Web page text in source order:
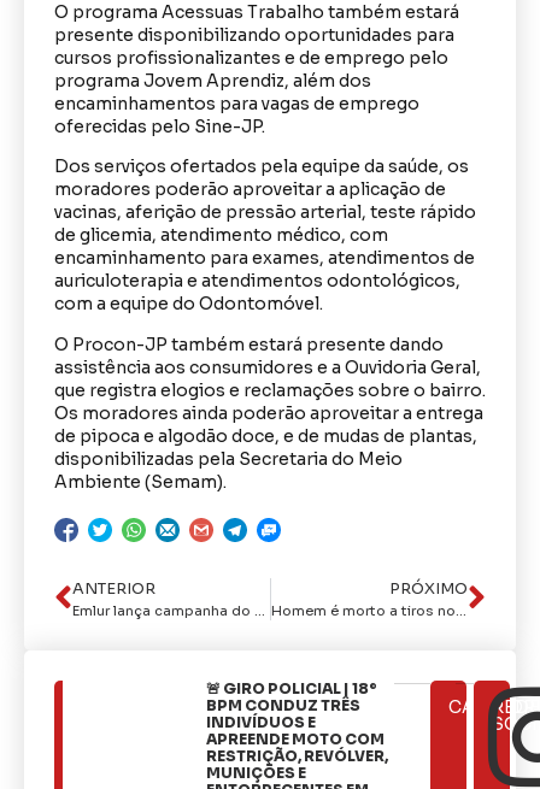
O programa Acessuas Trabalho também estará
presente disponibilizando oportunidades para
cursos profissionalizantes e de emprego pelo
programa Jovem Aprendiz, além dos
encaminhamentos para vagas de emprego
oferecidas pelo Sine-JP.
Dos serviços ofertados pela equipe da saúde, os
moradores poderão aproveitar a aplicação de
vacinas, aferição de pressão arterial, teste rápido
de glicemia, atendimento médico, com
encaminhamento para exames, atendimentos de
auriculoterapia e atendimentos odontológicos,
com a equipe do Odontomóvel.
O Procon-JP também estará presente dando
assistência aos consumidores e a Ouvidoria Geral,
que registra elogios e reclamações sobre o bairro.
Os moradores ainda poderão aproveitar a entrega
de pipoca e algodão doce, e de mudas de plantas,
disponibilizadas pela Secretaria do Meio
Ambiente (Semam).
ANTERIOR
Emlur lança campanha do Setembro Amarelo para promover proteção à vida
PRÓXIMO
Homem é morto a tiros no dia de seu aniversário no mirante da praia de Tambaba
🚨 GIRO POLICIAL | 18º
BPM CONDUZ TRÊS
INDIVÍDUOS E
APREENDE MOTO COM
RESTRIÇÃO, REVÓLVER,
MUNIÇÕES E